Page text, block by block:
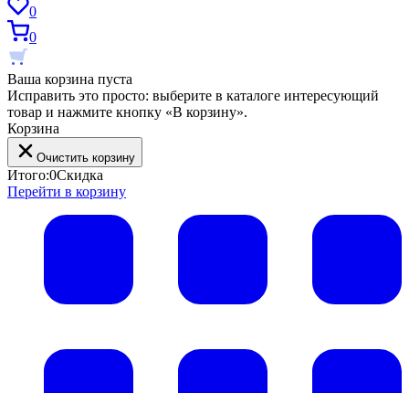
0
0
Ваша корзина пуста
Исправить это просто: выберите в каталоге интересующий
товар и нажмите кнопку «В корзину».
Корзина
Очистить корзину
Итого:0Скидка
Перейти в корзину